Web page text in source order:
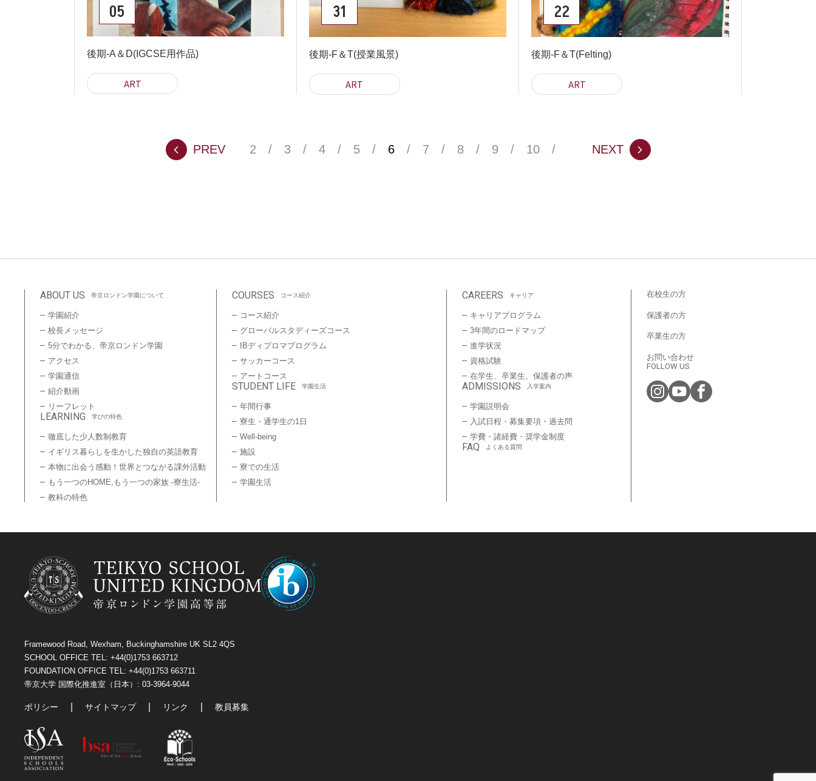
05
後期-A＆D(IGCSE用作品)
ART
31
後期-F＆T(授業風景)
ART
22
後期-F＆T(Felting)
ART
PREV 2 3 4 5 6 7 8 9 10 NEXT
ABOUT US 帝京ロンドン学園について
学園紹介
校長メッセージ
5分でわかる、帝京ロンドン学園
アクセス
学園通信
紹介動画
リーフレット
LEARNING 学びの特色
徹底した少人数制教育
イギリス暮らしを生かした独自の英語教育
本物に出会う感動！世界とつながる課外活動
もう一つのHOME,もう一つの家族 -寮生活-
教科の特色
COURSES コース紹介
コース紹介
グローバルスタディーズコース
IBディプロマプログラム
サッカーコース
アートコース
STUDENT LIFE 学園生活
年間行事
寮生・通学生の1日
Well-being
施設
寮での生活
学園生活
CAREERS キャリア
キャリアプログラム
3年間のロードマップ
進学状況
資格試験
在学生、卒業生、保護者の声
ADMISSIONS 入学案内
学園説明会
入試日程・募集要項・過去問
学費・諸経費・奨学金制度
FAQ よくある質問
在校生の方
保護者の方
卒業生の方
お問い合わせ
FOLLOW US
Framewood Road, Wexham, Buckinghamshire UK SL2 4QS
SCHOOL OFFICE TEL: +44(0)1753 663712
FOUNDATION OFFICE TEL: +44(0)1753 663711
帝京大学 国際化推進室（日本）: 03-3964-9044
ポリシー サイトマップ リンク 教員募集